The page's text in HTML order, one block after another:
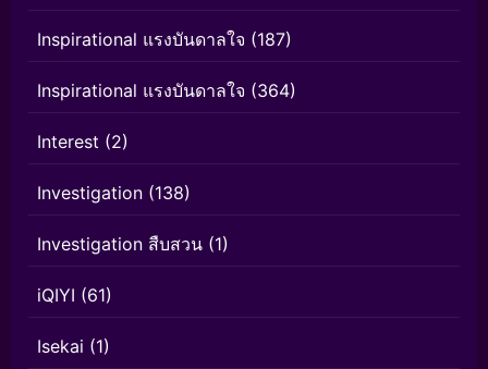
Inspirational แรงบันดาลใจ (187)
Inspirational แรงบันดาลใจ (364)
Interest (2)
Investigation (138)
Investigation สืบสวน (1)
iQIYI (61)
Isekai (1)